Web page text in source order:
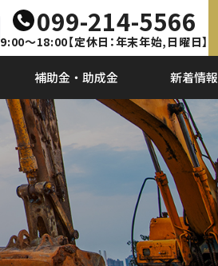
099-214-5566
9:00～18:00【定休日：年末年始,日曜日】
補助金・助成金 新着情報